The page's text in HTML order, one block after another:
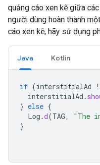
quảng cáo xen kẽ giữa
người dùng hoàn thành
cáo xen kẽ, hãy sử dụng
Java Kotlin
if (interstitialAd
interstitialAd .
} else {
Log .d(TAG,
"The
}